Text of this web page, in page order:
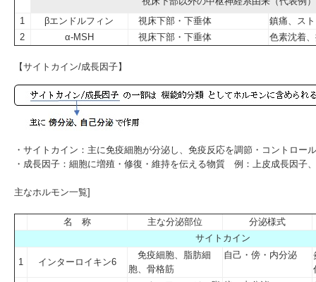
1
βエンドルフィン 視床下部・下垂体
鎮痛、ス
2
α-MSH 視床下部・下垂体 色素沈着
【サイトカイン/成長因子】
・ サイトカイン ：主に免疫細胞が分泌し、免疫反応を調節・コントロ
・ 成長因子：細胞に増殖・修復・維持を伝える物質 例：上皮成長因子
主なホルモン一覧]
名 称 主な分泌部位
分泌様式
サイトカイン
1 インターロイキン6
免疫細胞、脂肪細
胞、骨格筋
自己・傍・内分泌